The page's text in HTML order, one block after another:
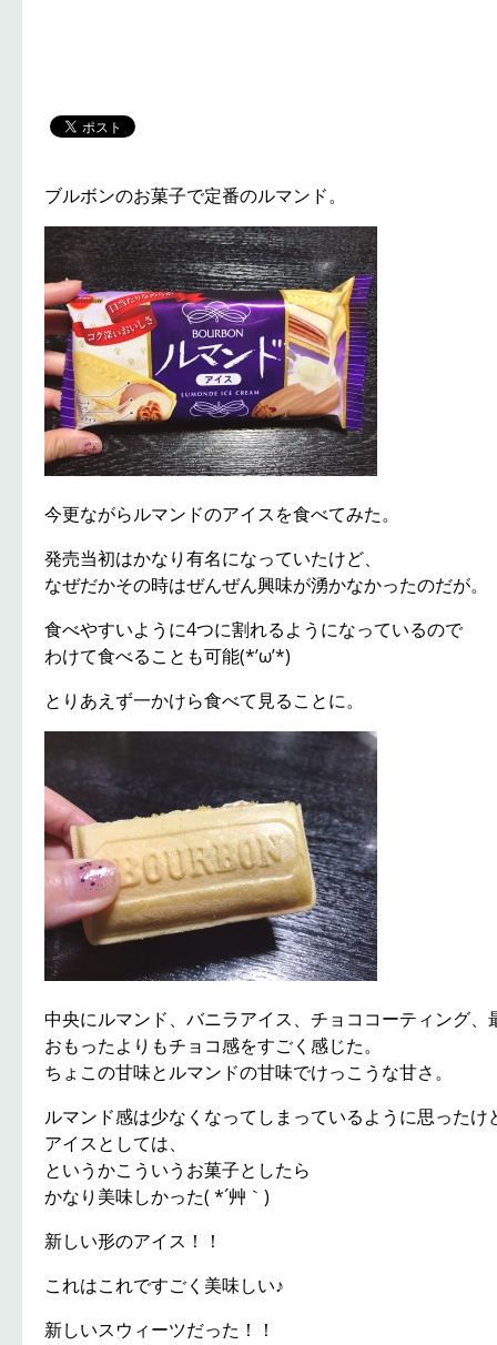
ブルボンのお菓子で定番のルマンド。
今更ながらルマンドのアイスを食べてみた。
発売当初はかなり有名になっていたけど、
なぜだかその時はぜんぜん興味が湧かなかったのだが。
食べやすいように4つに割れるようになっているので
わけて食べることも可能(*’ω’*)
とりあえず一かけら食べて見ることに。
中央にルマンド、バニラアイス、チョココーティング、
おもったよりもチョコ感をすごく感じた。
ちょこの甘味とルマンドの甘味でけっこうな甘さ。
ルマンド感は少なくなってしまっているように思ったけ
アイスとしては、
というかこういうお菓子としたら
かなり美味しかった( *´艸｀)
新しい形のアイス！！
これはこれですごく美味しい♪
新しいスウィーツだった！！